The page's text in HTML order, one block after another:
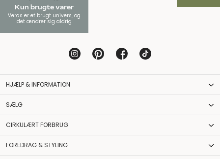
Kun brugte varer
Veras er et brugt univers, og
det ændrer sig aldrig
HJÆLP & INFORMATION
SÆLG
CIRKULÆRT FORBRUG
FOREDRAG & STYLING